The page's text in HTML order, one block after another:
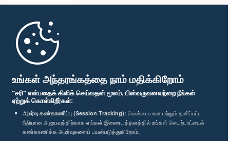
உங்கள் அந்தரங்கத்தை நாம் மதிக்கிறோம்
"சரி" என்பதைக் கிளிக் செய்வதன் மூலம், பின்வருவனவற்றை நீங்கள்
ஏற்றுக் கொள்கிறீர்கள்:
அமர்வு கண்காணிப்பு (Session Tracking): மென்மையான மற்றும் தனிப்பட்ட
ரீதியான அனுபவத்திற்காக எங்கள் இணையத்தளத்தில் உங்கள் செயற்பாட்டைக்
கண்காணிக்க அமர்வுகளைப் பயன்படுத்துகிறோம்.
முதற்பக்கம்
பாராளுமன்ற கையடக்க செயலி
எம்மை பின்தொடர்க :